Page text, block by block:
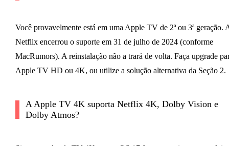
Você provavelmente está em uma Apple TV de 2ª ou 3ª geração.
Netflix encerrou o suporte em 31 de julho de 2024 (conforme
MacRumors). A reinstalação não a trará de volta. Faça upgrade
Apple TV HD ou 4K, ou utilize a solução alternativa da Seção 2.
A Apple TV 4K suporta Netflix 4K, Dolby Vision e
Dolby Atmos?